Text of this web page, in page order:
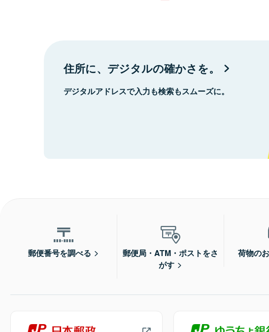
住所に、デジタルの確かさを。
デジタルアドレスで入力も検索もスムーズに。
郵便番号を調べる
郵便局・ATM・ポストをさ
がす
荷物の